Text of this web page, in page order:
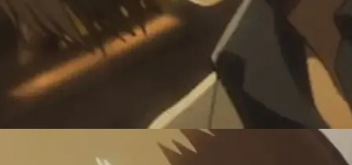
https://susach.edu.vn/armin